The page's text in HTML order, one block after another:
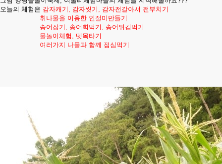
오늘의 체험은 감자캐기, 감자씻기, 감자전갈아서 전부치기
취나물을 이용한 인절미만들기
송어잡기, 송어회먹기, 송어튀김먹기
물놀이체험, 뗏목타기
여러가지 나물과 함께 점심먹기